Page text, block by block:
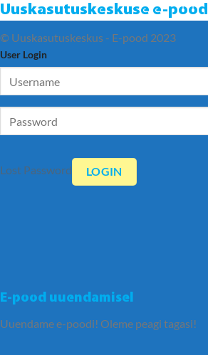
Uuskasutuskeskuse e-pood
E-pood uuendamisel
Uuendame e-poodi! Oleme peagi tagasi!
© Uuskasutuskeskus - E-pood 2023
User Login
Lost Password